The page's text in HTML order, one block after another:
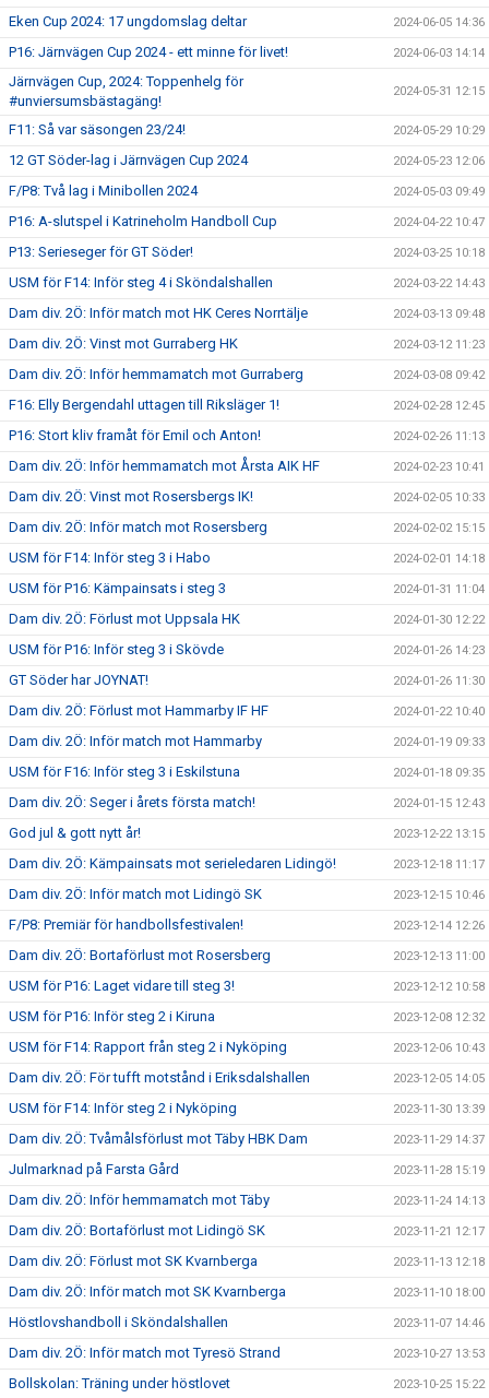
Eken Cup 2024: 17 ungdomslag deltar 2024-06-05 14:36
P16: Järnvägen Cup 2024 - ett minne för livet! 2024-06-03 14:14
Järnvägen Cup, 2024: Toppenhelg för
#unviersumsbästagäng!
2024-05-31 12:15
F11: Så var säsongen 23/24! 2024-05-29 10:29
12 GT Söder-lag i Järnvägen Cup 2024 2024-05-23 12:06
F/P8: Två lag i Minibollen 2024 2024-05-03 09:49
P16: A-slutspel i Katrineholm Handboll Cup 2024-04-22 10:47
P13: Serieseger för GT Söder! 2024-03-25 10:18
USM för F14: Inför steg 4 i Sköndalshallen 2024-03-22 14:43
Dam div. 2Ö: Inför match mot HK Ceres Norrtälje 2024-03-13 09:48
Dam div. 2Ö: Vinst mot Gurraberg HK 2024-03-12 11:23
Dam div. 2Ö: Inför hemmamatch mot Gurraberg 2024-03-08 09:42
F16: Elly Bergendahl uttagen till Riksläger 1! 2024-02-28 12:45
P16: Stort kliv framåt för Emil och Anton! 2024-02-26 11:13
Dam div. 2Ö: Inför hemmamatch mot Årsta AIK HF 2024-02-23 10:41
Dam div. 2Ö: Vinst mot Rosersbergs IK! 2024-02-05 10:33
Dam div. 2Ö: Inför match mot Rosersberg 2024-02-02 15:15
USM för F14: Inför steg 3 i Habo 2024-02-01 14:18
USM för P16: Kämpainsats i steg 3 2024-01-31 11:04
Dam div. 2Ö: Förlust mot Uppsala HK 2024-01-30 12:22
USM för P16: Inför steg 3 i Skövde 2024-01-26 14:23
GT Söder har JOYNAT! 2024-01-26 11:30
Dam div. 2Ö: Förlust mot Hammarby IF HF 2024-01-22 10:40
Dam div. 2Ö: Inför match mot Hammarby 2024-01-19 09:33
USM för F16: Inför steg 3 i Eskilstuna 2024-01-18 09:35
Dam div. 2Ö: Seger i årets första match! 2024-01-15 12:43
God jul & gott nytt år! 2023-12-22 13:15
Dam div. 2Ö: Kämpainsats mot serieledaren Lidingö! 2023-12-18 11:17
Dam div. 2Ö: Inför match mot Lidingö SK 2023-12-15 10:46
F/P8: Premiär för handbollsfestivalen! 2023-12-14 12:26
Dam div. 2Ö: Bortaförlust mot Rosersberg 2023-12-13 11:00
USM för P16: Laget vidare till steg 3! 2023-12-12 10:58
USM för P16: Inför steg 2 i Kiruna 2023-12-08 12:32
USM för F14: Rapport från steg 2 i Nyköping 2023-12-06 10:43
Dam div. 2Ö: För tufft motstånd i Eriksdalshallen 2023-12-05 14:05
USM för F14: Inför steg 2 i Nyköping 2023-11-30 13:39
Dam div. 2Ö: Tvåmålsförlust mot Täby HBK Dam 2023-11-29 14:37
Julmarknad på Farsta Gård 2023-11-28 15:19
Dam div. 2Ö: Inför hemmamatch mot Täby 2023-11-24 14:13
Dam div. 2Ö: Bortaförlust mot Lidingö SK 2023-11-21 12:17
Dam div. 2Ö: Förlust mot SK Kvarnberga 2023-11-13 12:18
Dam div. 2Ö: Inför match mot SK Kvarnberga 2023-11-10 18:00
Höstlovshandboll i Sköndalshallen 2023-11-07 14:46
Dam div. 2Ö: Inför match mot Tyresö Strand 2023-10-27 13:53
Bollskolan: Träning under höstlovet 2023-10-25 15:22